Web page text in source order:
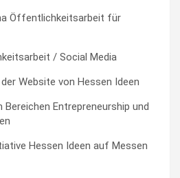
Öffentlichkeitsarbeit für
/ Social Media
Website von Hessen Ideen
Bereichen Entrepreneurship und
Hessen Ideen auf Messen